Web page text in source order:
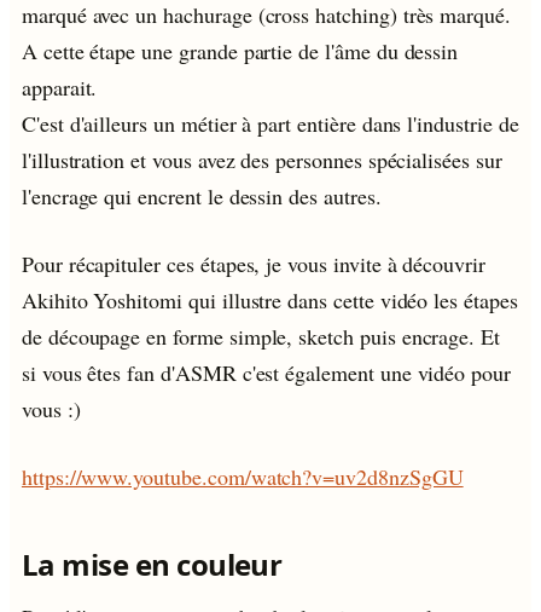
marqué avec un hachurage (cross hatching) très marqué.
A cette étape une grande partie de l'âme du dessin
apparait.
C'est d'ailleurs un métier à part entière dans l'industrie de
l'illustration et vous avez des personnes spécialisées sur
l'encrage qui encrent le dessin des autres.
Pour récapituler ces étapes, je vous invite à découvrir
Akihito Yoshitomi qui illustre dans cette vidéo les étapes
de découpage en forme simple, sketch puis encrage. Et
si vous êtes fan d'ASMR c'est également une vidéo pour
vous :)
https://www.youtube.com/watch?v=uv2d8nzSgGU
La mise en couleur